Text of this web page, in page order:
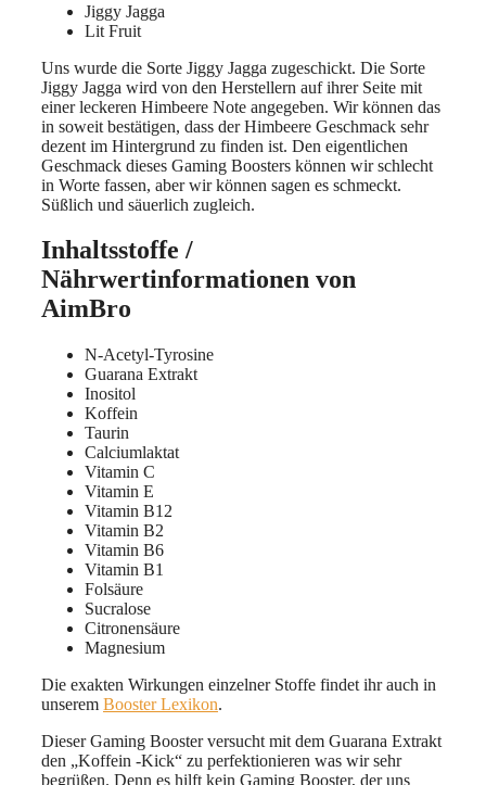
Jiggy Jagga
Lit Fruit
Uns wurde die Sorte Jiggy Jagga zugeschickt. Die Sorte
Jiggy Jagga wird von den Herstellern auf ihrer Seite mit
einer leckeren Himbeere Note angegeben. Wir können das
in soweit bestätigen, dass der Himbeere Geschmack sehr
dezent im Hintergrund zu finden ist. Den eigentlichen
Geschmack dieses Gaming Boosters können wir schlecht
in Worte fassen, aber wir können sagen es schmeckt.
Süßlich und säuerlich zugleich.
Inhaltsstoffe /
Nährwertinformationen von
AimBro
N-Acetyl-Tyrosine
Guarana Extrakt
Inositol
Koffein
Taurin
Calciumlaktat
Vitamin C
Vitamin E
Vitamin B12
Vitamin B2
Vitamin B6
Vitamin B1
Folsäure
Sucralose
Citronensäure
Magnesium
Die exakten Wirkungen einzelner Stoffe findet ihr auch in
unserem Booster Lexikon.
Dieser Gaming Booster versucht mit dem Guarana Extrakt
den „Koffein -Kick“ zu perfektionieren was wir sehr
begrüßen. Denn es hilft kein Gaming Booster, der uns